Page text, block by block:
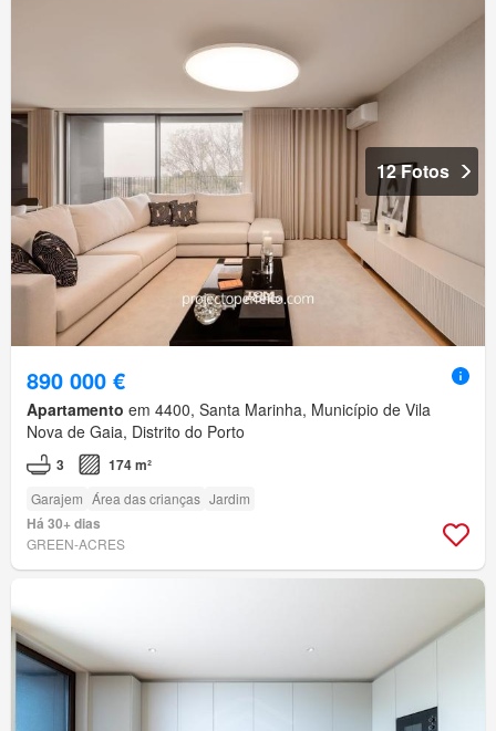
12 Fotos
890 000 €
Apartamento em 4400, Santa Marinha, Município de Vila
Nova de Gaia, Distrito do Porto
3 174 m²
Garajem Área das crianças Jardim
Há 30+ dias
GREEN-ACRES